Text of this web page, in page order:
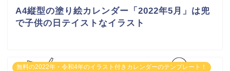
A4縦型の塗り絵カレンダー「2022年5月」は兜
で子供の日テイストなイラスト
無料の2022年・令和4年のイラスト付きカレンダーのテンプレート！